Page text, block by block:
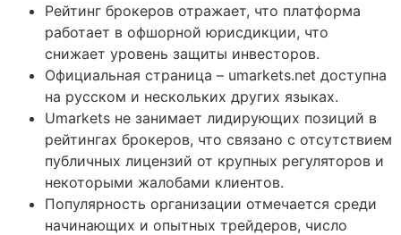
Рейтинг брокеров отражает, что платформа
работает в офшорной юрисдикции, что
снижает уровень защиты инвесторов.
Официальная страница – umarkets.net доступна
на русском и нескольких других языках.
Umarkets не занимает лидирующих позиций в
рейтингах брокеров, что связано с отсутствием
публичных лицензий от крупных регуляторов и
некоторыми жалобами клиентов.
Популярность организации отмечается среди
начинающих и опытных трейдеров, число